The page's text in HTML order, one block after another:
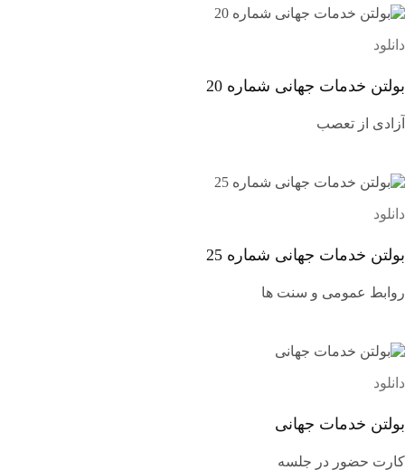
دانلود
بولتن خدمات جهانی شماره 20
آزادی از تعصب
دانلود
بولتن خدمات جهانی شماره 25
روابط عمومی و سنت ها
دانلود
بولتن خدمات جهانی
کارت حضور در جلسه